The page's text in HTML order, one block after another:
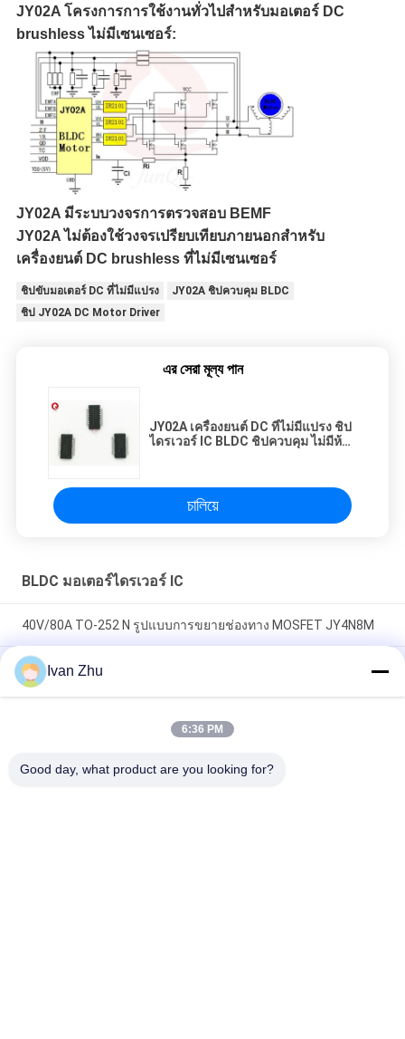
JY02A โครงการการใช้งานทั่วไปสําหรับมอเตอร์ DC
brushless ไม่มีเซนเซอร์:
JY02A มีระบบวงจรการตรวจสอบ BEMF
JY02A ไม่ต้องใช้วงจรเปรียบเทียบภายนอกสําหรับ
เครื่องยนต์ DC brushless ที่ไม่มีเซนเซอร์
ชิปขับมอเตอร์ DC ที่ไม่มีแปรง
JY02A ชิปควบคุม BLDC
ชิป JY02A DC Motor Driver
এর সেরা মূল্য পান
JY02A เครื่องยนต์ DC ที่ไม่มีแปรง ชิป
ไดรเวอร์ IC BLDC ชิปควบคุม ไม่มีห้อง
চালিয়ে
BLDC มอเตอร์ไดรเวอร์ IC
40V/80A TO-252 N รูปแบบการขยายช่องทาง MOSFET JY4N8M
P Channel Enhancement Mode Power MOSFET JY4P7M สําห
รับแรงกระแสไฟฟ้าสูง
เครื่องขับมอเตอร์ DC ที่ไม่มีแปรง IC JY21L SOP-8 สามารถแทน
Ivan Zhu
6:36 PM
Good day, what product are you looking for?